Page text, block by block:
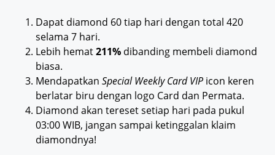
Dapat diamond 60 tiap hari dengan total 420
selama 7 hari.
Lebih hemat211% dibanding membeli diamond
biasa.
Mendapatkan Special Weekly Card VIP icon keren
berlatar biru dengan logo Card dan Permata.
Diamond akan tereset setiap hari pada pukul
03:00 WIB, jangan sampai ketinggalan klaim
diamondnya!